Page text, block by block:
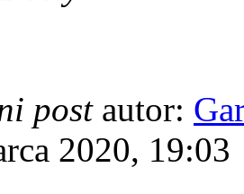
postautor:
2020, 19:03